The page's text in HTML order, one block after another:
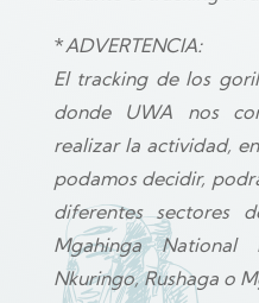
*ADVERTENCIA:
El tracking de los
donde UWA nos
realizar la actividad,
podamos decidir,
diferentes sectores
Mgahinga National
Nkuringo, Rushaga o